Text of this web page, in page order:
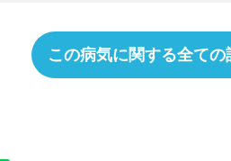
この病気に関する全て